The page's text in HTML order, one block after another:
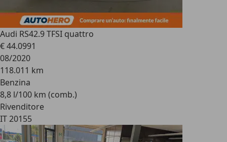
Audi RS42.9 TFSI quattro
€ 44.0991
08/2020
118.011 km
Benzina
8,8 l/100 km (comb.)
Rivenditore
IT 20155